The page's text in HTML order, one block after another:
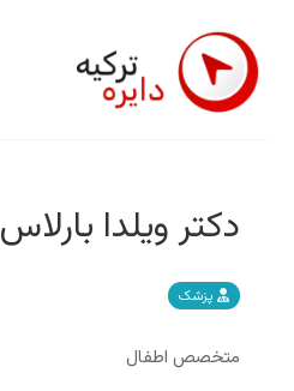
دکتر ویلدا بارلاس
پزشک
متخصص اطفال